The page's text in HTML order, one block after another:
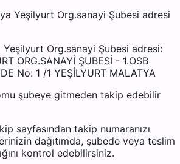
Yeşilyurt Org.sanayi Şubesi adresi
Org.sanayi Şubesi adresi:
ORG.SANAYİ ŞUBESİ - 1.OSB
No: 1 /1 YEŞİLYURT MALATYA
şubeye gitmeden takip edebilir
sayfasından takip numaranızı
dağıtımda, şubede veya teslim
kontrol edebilirsiniz.